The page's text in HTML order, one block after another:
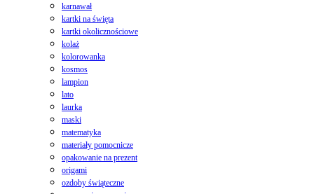
karnawał
kartki na święta
kartki okolicznościowe
kolaż
kolorowanka
kosmos
lampion
lato
laurka
maski
matematyka
materiały pomocnicze
opakowanie na prezent
origami
ozdoby świąteczne